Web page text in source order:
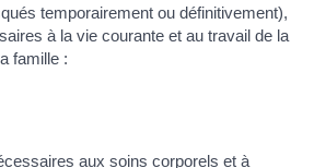
temporairement ou définitivement),
à la vie courante et au travail de la
famille :
aux soins corporels et à